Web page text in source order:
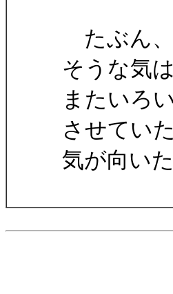
たぶん、
そうな気
またいろ
させてい
気が向い